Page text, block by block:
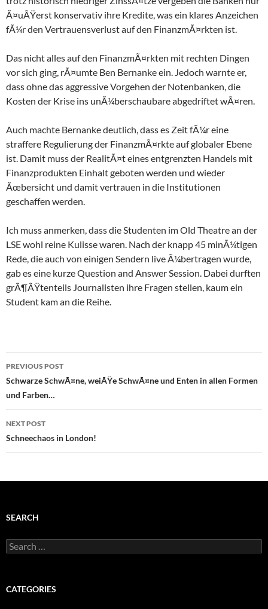
Ã¤uÃŸerst konservativ ihre Kredite, was ein klares Anzeichen
fÃ¼r den Vertrauensverlust auf den FinanzmÃ¤rkten ist.
Das nicht alles auf den FinanzmÃ¤rkten mit rechten Dingen
vor sich ging, rÃ¤umte Ben Bernanke ein. Jedoch warnte er,
dass ohne das aggressive Vorgehen der Notenbanken, die
Kosten der Krise ins unÃ¼berschaubare abgedriftet wÃ¤ren.
Auch machte Bernanke deutlich, dass es Zeit fÃ¼r eine
straffere Regulierung der FinanzmÃ¤rkte auf globaler Ebene
ist. Damit muss der RealitÃ¤t eines entgrenzten Handels mit
Finanzprodukten Einhalt geboten werden und wieder
Ãœbersicht und damit vertrauen in die Institutionen
geschaffen werden.
Ich muss anmerken, dass die Studenten im Old Theatre an der
LSE wohl reine Kulisse waren. Nach der knapp 45 minÃ¼tigen
Rede, die auch von einigen Sendern live Ã¼bertragen wurde,
gab es eine kurze Question and Answer Session. Dabei durften
grÃ¶ÃŸtenteils Journalisten ihre Fragen stellen, kaum ein
Student kam an die Reihe.
Post
navigation
PREVIOUS POST
Schwarze SchwÃ¤ne, weiÃŸe SchwÃ¤ne und Enten in allen Formen
und Farben…
NEXT POST
Schneechaos in London!
SEARCH
Search
for:
CATEGORIES